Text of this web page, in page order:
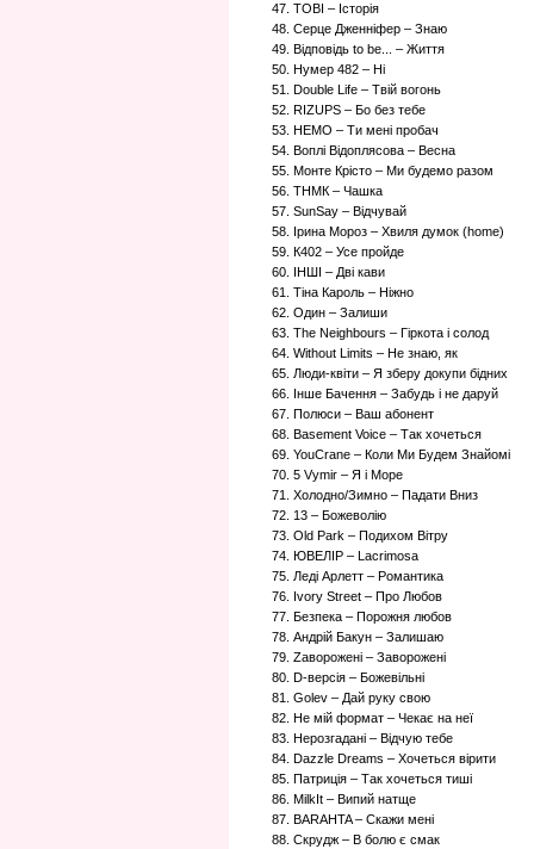
47. TOBI – Історія
48. Серце Дженніфер – Знаю
49. Відповідь to be... – Життя
50. Нумер 482 – Ні
51. Double Life – Твій вогонь
52. RIZUPS – Бо без тебе
53. НЕМО – Ти мені пробач
54. Воплі Відоплясова – Весна
55. Монте Крісто – Ми будемо разом
56. ТНМК – Чашка
57. SunSay – Вiдчувай
58. Ірина Мороз – Хвиля думок (home)
59. К402 – Усе пройде
60. ІНШІ – Дві кави
61. Тіна Кароль – Ніжно
62. Один – Залиши
63. The Neighbours – Гіркота і солод
64. Without Limits – Не знаю, як
65. Люди-квіти – Я зберу докупи бідних
66. Інше Бачення – Забудь і не даруй
67. Полюси – Ваш абонент
68. Basement Voice – Так хочеться
69. YouCrane – Коли Ми Будем Знайомі
70. 5 Vymir – Я і Море
71. Холодно/Зимно – Падати Вниз
72. 13 – Божеволію
73. Old Park – Подихом Вітру
74. ЮВЕЛІР – Lacrimosa
75. Леді Арлетт – Романтика
76. Ivory Street – Про Любов
77. Безпека – Порожня любов
78. Андрій Бакун – Залишаю
79. Zаворожені – Заворожені
80. D-версія – Божевiльнi
81. Golev – Дай руку свою
82. Не мій формат – Чекає на неї
83. Нерозгадані – Відчую тебе
84. Dazzle Dreams – Хочеться вірити
85. Патриція – Так хочеться тиші
86. MilkIt – Випий натще
87. BARAHTA – Скажи мені
88. Скрудж – В болю є смак